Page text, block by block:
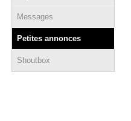
Messages
Petites annonces
Shoutbox